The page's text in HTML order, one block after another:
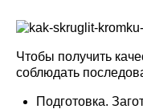
Чтобы получить
соблюдать
Подготовка.